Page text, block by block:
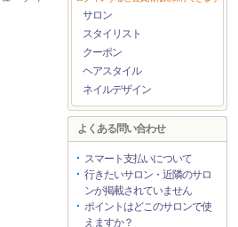
サロン
スタイリスト
クーポン
ヘアスタイル
ネイルデザイン
よくある問い合わせ
スマート支払いについて
行きたいサロン・近隣のサロ
ンが掲載されていません
ポイントはどこのサロンで使
えますか？